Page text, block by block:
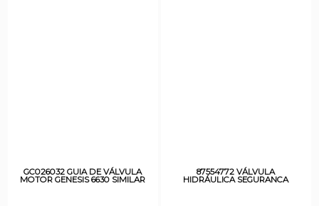
GC026032 GUIA DE VÁLVULA
MOTOR GENESIS 6630 SIMILAR
87554772 VÁLVULA
HIDRÁULICA SEGURANCA